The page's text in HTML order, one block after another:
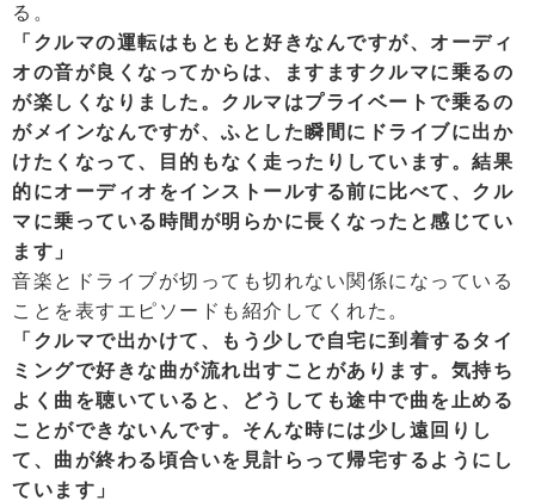
る。
「クルマの運転はもともと好きなんですが、オーディ
オの音が良くなってからは、ますますクルマに乗るの
が楽しくなりました。クルマはプライベートで乗るの
がメインなんですが、ふとした瞬間にドライブに出か
けたくなって、目的もなく走ったりしています。結果
的にオーディオをインストールする前に比べて、クル
マに乗っている時間が明らかに長くなったと感じてい
ます」
音楽とドライブが切っても切れない関係になっている
ことを表すエピソードも紹介してくれた。
「クルマで出かけて、もう少しで自宅に到着するタイ
ミングで好きな曲が流れ出すことがあります。気持ち
よく曲を聴いていると、どうしても途中で曲を止める
ことができないんです。そんな時には少し遠回りし
て、曲が終わる頃合いを見計らって帰宅するようにし
ています」